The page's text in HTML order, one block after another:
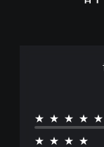
★★★★★
★★★★